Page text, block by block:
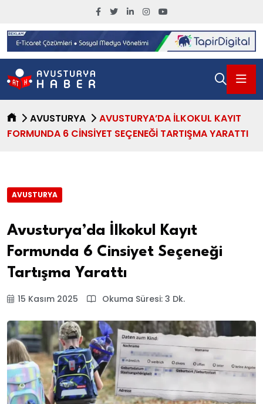
AVUSTURYA
AVUSTURYA’DA İLKOKUL KAYIT
FORMUNDA 6 CINSIYET SEÇENEĞI TARTIŞMA YARATTI
AVUSTURYA
Avusturya’da İlkokul Kayıt
Formunda 6 Cinsiyet Seçeneği
Tartışma Yarattı
15 Kasım 2025 Okuma Süresi: 3 Dk.